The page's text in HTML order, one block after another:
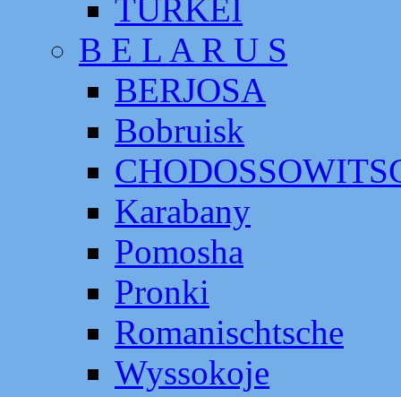
TÜRKEI
B E L A R U S
BERJOSA
Bobruisk
Karabany
Pomosha
Pronki
Romanischtsche
Wyssokoje